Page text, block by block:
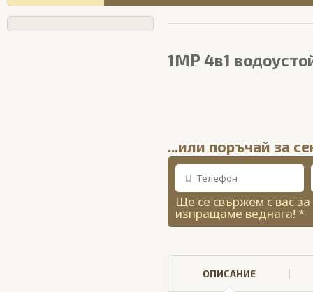
1MP 4в1
...или поръчай за
Ще се свържем с вас
изпращаме веднага! *
ОПИСАНИЕ